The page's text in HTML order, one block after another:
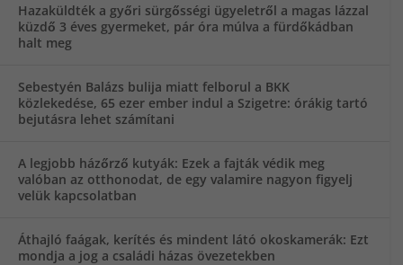
Hazaküldték a győri sürgősségi ügyeletről a magas lázzal
küzdő 3 éves gyermeket, pár óra múlva a fürdőkádban
halt meg
Sebestyén Balázs bulija miatt felborul a BKK
közlekedése, 65 ezer ember indul a Szigetre: órákig tartó
bejutásra lehet számítani
A legjobb házőrző kutyák: Ezek a fajták védik meg
valóban az otthonodat, de egy valamire nagyon figyelj
velük kapcsolatban
Áthajló faágak, kerítés és mindent látó okoskamerák: Ezt
mondja a jog a családi házas övezetekben